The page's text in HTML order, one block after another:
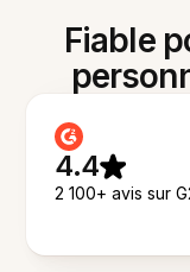
Fiable
4.4
2 100+ avis sur